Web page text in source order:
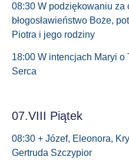
08:30 W podziękowaniu za
błogosławieństwo Boże,
Piotra i jego rodziny
18:00 W intencjach Maryi
Serca
07.VIII Piątek
08:30 + Józef, Eleonora,
Gertruda Szczypior